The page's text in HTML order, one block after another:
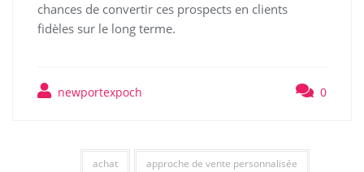
chances de convertir ces prospects en clients
fidèles sur le long terme.
newportexpoch 0
achat approche de vente personnalisée